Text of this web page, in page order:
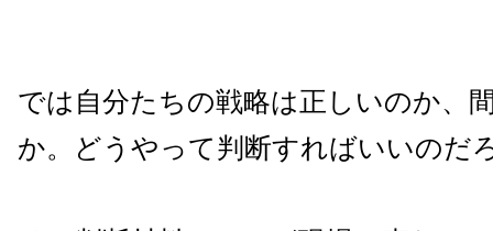
では自分たちの戦略は正しいのか、
か。どうやって判断すればいいのだ